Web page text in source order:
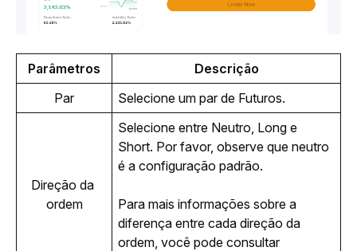
Parâmetros
Descrição
Par
Selecione um par de Futuros.
Direção da
ordem
Selecione entre Neutro, Long e
Short. Por favor, observe que neutro
é a configuração padrão.
Para mais informações sobre a
diferença entre cada direção da
ordem, você pode consultar